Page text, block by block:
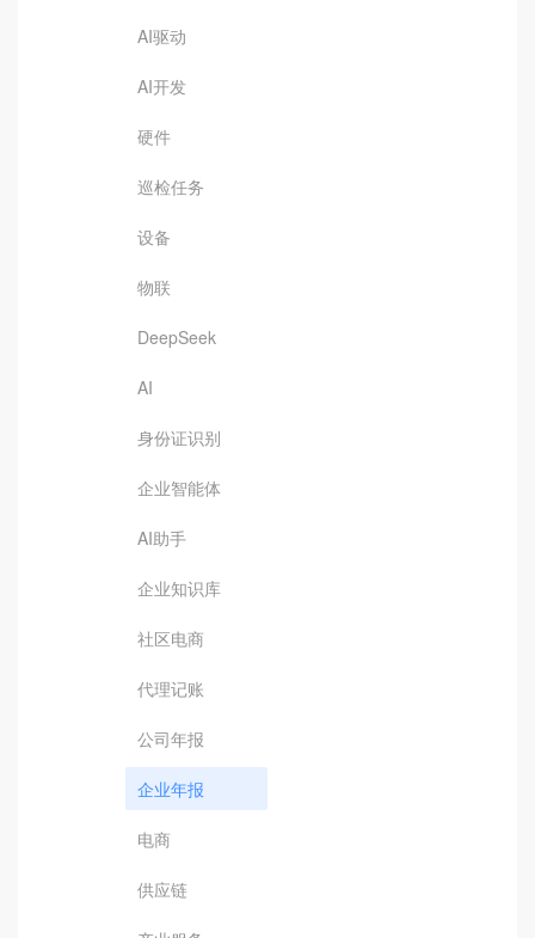
AI驱动
AI开发
硬件
巡检任务
设备
物联
DeepSeek
AI
身份证识别
企业智能体
AI助手
企业知识库
社区电商
代理记账
公司年报
企业年报
电商
供应链